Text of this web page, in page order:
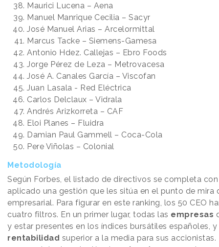
Maurici Lucena – Aena
Manuel Manrique Cecilia – Sacyr
José Manuel Arias – Arcelormittal
Marcus Tacke – Siemens-Gamesa
Antonio Hdez. Callejas – Ebro Foods
Jorge Pérez de Leza – Metrovacesa
José A. Canales García – Viscofan
Juan Lasala - Red Eléctrica
Carlos Delclaux – Vidrala
Andrés Arizkorreta – CAF
Eloi Planes – Fluidra
Damian Paul Gammell – Coca-Cola
Pere Viñolas – Colonial
Metodología
Según Forbes, el listado de directivos se completa
aplicado una gestión que les sitúa en el punto de mira
empresarial. Para figurar en este ranking, los 50 CEO
cuatro filtros. En un primer lugar, todas las empresas
y estar presentes en los índices bursátiles españoles,
rentabilidad superior a la media para sus